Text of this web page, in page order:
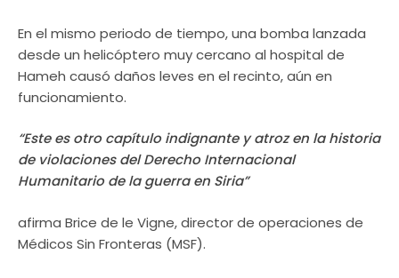
En el mismo periodo de tiempo, una bomba lanzada
desde un helicóptero muy cercano al hospital de
Hameh causó daños leves en el recinto, aún en
funcionamiento.
“Este es otro capítulo indignante y atroz en la historia
de violaciones del Derecho Internacional
Humanitario de la guerra en Siria”
afirma Brice de le Vigne, director de operaciones de
Médicos Sin Fronteras (MSF).